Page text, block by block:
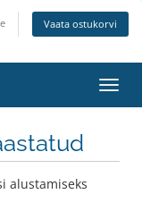
Vaata ostukorvi
alustamiseks